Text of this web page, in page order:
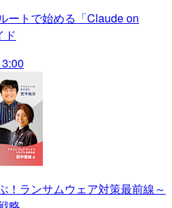
ートで始める「Claude on
ド
！ランサムウェア対策最前線～